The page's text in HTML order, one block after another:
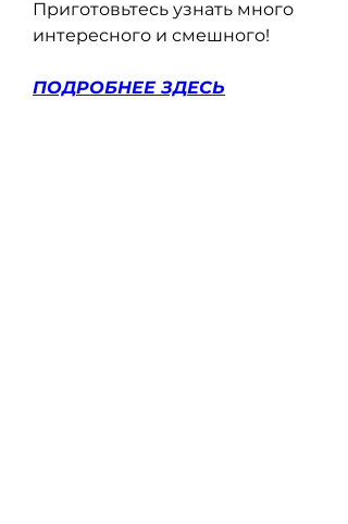
Приготовьтесь узнать много
интересного и смешного!
ПОДРОБНЕЕ ЗДЕСЬ